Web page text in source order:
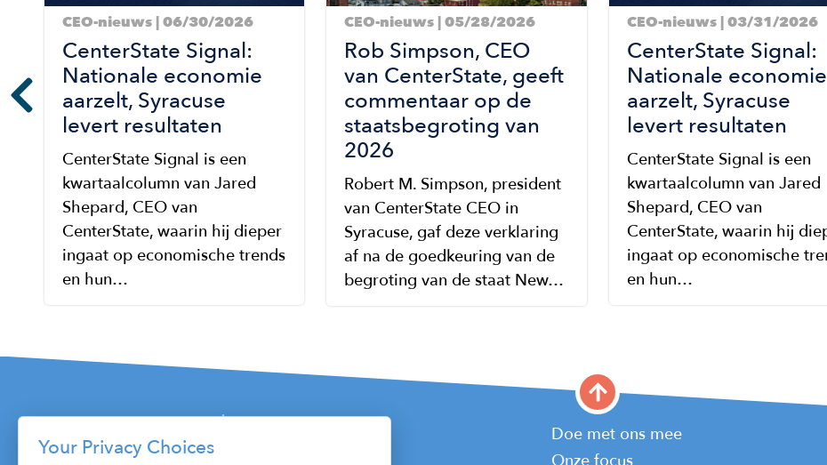
CEO-nieuws | 06/30/2026
CenterState Signal:
Nationale economie
aarzelt, Syracuse
levert resultaten
CenterState Signal is een
kwartaalcolumn van Jared
Shepard, CEO van
CenterState, waarin hij dieper
ingaat op economische trends
en hun…
CEO-nieuws | 05/28/2026
Rob Simpson, CEO
van CenterState, geeft
commentaar op de
staatsbegroting van
2026
Robert M. Simpson, president
van CenterState CEO in
Syracuse, gaf deze verklaring
af na de goedkeuring van de
begroting van de staat New…
CEO-nieuws | 03/31/2026
CenterState Signal:
Nationale economie
aarzelt, Syracuse
levert resultaten
CenterState Signal is een
kwartaalcolumn van Jared
Shepard, CEO van
CenterState, waarin hij
ingaat op economische
en hun…
Main
Doe met ons mee
Your Privacy Choices